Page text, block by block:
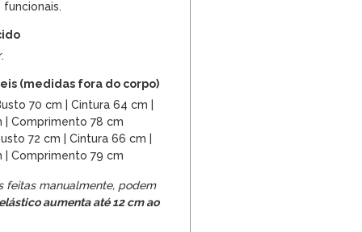
(medidas fora do corpo)
70 cm | Cintura 64 cm |
| Comprimento 78 cm
72 cm | Cintura 66 cm |
| Comprimento 79 cm
feitas manualmente, podem
aumenta até 12 cm ao